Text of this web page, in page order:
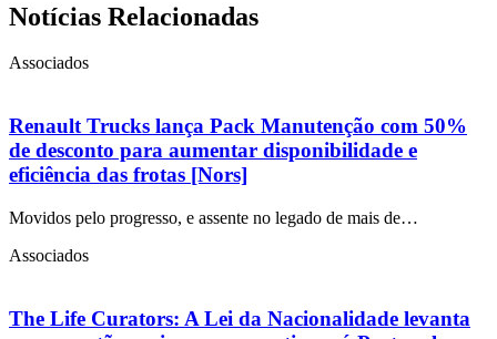
Notícias Relacionadas
Associados
Renault Trucks lança Pack Manutenção com 50%
de desconto para aumentar disponibilidade e
eficiência das frotas [Nors]
Movidos pelo progresso, e assente no legado de mais de…
Associados
The Life Curators: A Lei da Nacionalidade levanta